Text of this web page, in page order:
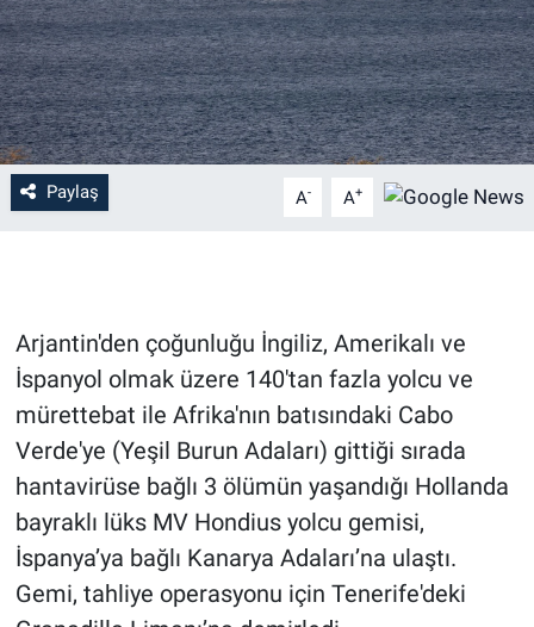
Paylaş A- A+
Arjantin'den çoğunluğu İngiliz, Amerikalı ve
İspanyol olmak üzere 140'tan fazla yolcu ve
mürettebat ile Afrika'nın batısındaki Cabo
Verde'ye (Yeşil Burun Adaları) gittiği sırada
hantavirüse bağlı 3 ölümün yaşandığı Hollanda
bayraklı lüks MV Hondius yolcu gemisi,
İspanya’ya bağlı Kanarya Adaları’na ulaştı.
Gemi, tahliye operasyonu için Tenerife'deki